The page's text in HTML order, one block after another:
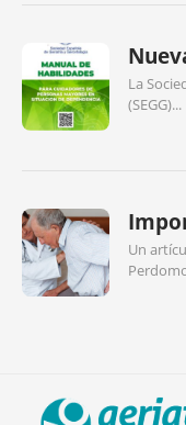
La
(SEGG)...
Un